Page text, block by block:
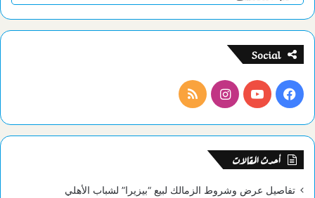
Social
فيسبوكيوتيوبانستقرامملخص
الموقع
أحدث المقالات
تفاصيل عرض وشروط الزمالك لبيع “بيزيرا” لشباب الأهلي